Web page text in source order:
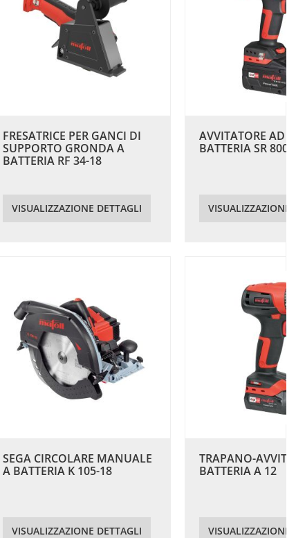
FRESATRICE PER GANCI DI
SUPPORTO GRONDA A
BATTERIA RF 34-18
VISUALIZZAZIONE DETTAGLI
AVVITATORE AD
BATTERIA SR 800-
VISUALIZZAZIONE
SEGA CIRCOLARE MANUALE
A BATTERIA K 105-18
VISUALIZZAZIONE DETTAGLI
TRAPANO-
BATTERIA A 12
VISUALIZZAZIONE